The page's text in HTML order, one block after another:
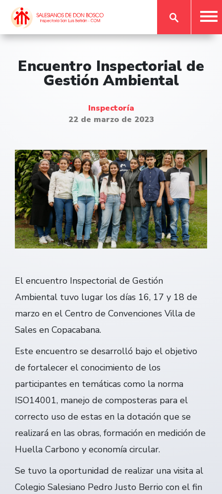
Encuentro Inspectorial de
Gestión Ambiental
Inspectoría
22 de marzo de 2023
El encuentro Inspectorial de Gestión
Ambiental tuvo lugar los días 16, 17 y 18 de
marzo en el Centro de Convenciones Villa de
Sales en Copacabana.
Este encuentro se desarrolló bajo el objetivo
de fortalecer el conocimiento de los
participantes en temáticas como la norma
ISO14001, manejo de composteras para el
correcto uso de estas en la dotación que se
realizará en las obras, formación en medición de
Huella Carbono y economía circular.
Se tuvo la oportunidad de realizar una visita al
Colegio Salesiano Pedro Justo Berrio con el fin